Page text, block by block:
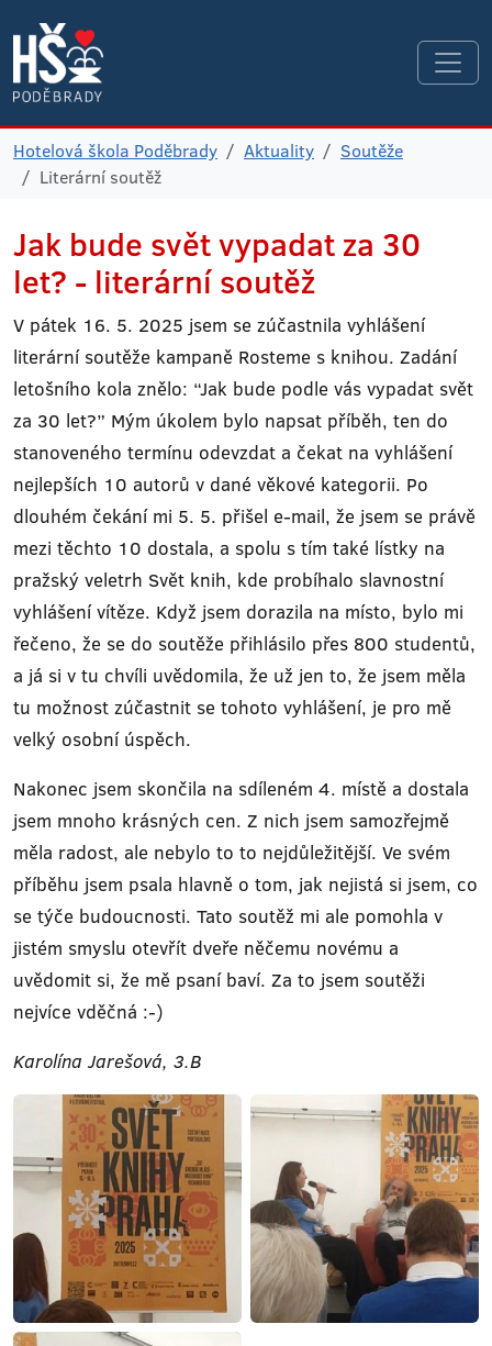
Hotelová škola Poděbrady Aktuality
Soutěže
Literární soutěž
Jak bude svět vypadat za 30
let? - literární soutěž
V pátek 16. 5. 2025 jsem se zúčastnila vyhlášení
literární soutěže kampaně Rosteme s knihou. Zadání
letošního kola znělo: “Jak bude podle vás vypadat svět
za 30 let?” Mým úkolem bylo napsat příběh, ten do
stanoveného termínu odevzdat a čekat na vyhlášení
nejlepších 10 autorů v dané věkové kategorii. Po
dlouhém čekání mi 5. 5. přišel e-mail, že jsem se právě
mezi těchto 10 dostala, a spolu s tím také lístky na
pražský veletrh Svět knih, kde probíhalo slavnostní
vyhlášení vítěze. Když jsem dorazila na místo, bylo mi
řečeno, že se do soutěže přihlásilo přes 800 studentů,
a já si v tu chvíli uvědomila, že už jen to, že jsem měla
tu možnost zúčastnit se tohoto vyhlášení, je pro mě
velký osobní úspěch.
Nakonec jsem skončila na sdíleném 4. místě a dostala
jsem mnoho krásných cen. Z nich jsem samozřejmě
měla radost, ale nebylo to to nejdůležitější. Ve svém
příběhu jsem psala hlavně o tom, jak nejistá si jsem, co
se týče budoucnosti. Tato soutěž mi ale pomohla v
jistém smyslu otevřít dveře něčemu novému a
uvědomit si, že mě psaní baví. Za to jsem soutěži
nejvíce vděčná :-)
Karolína Jarešová, 3.B